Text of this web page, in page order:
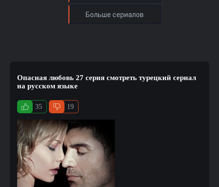
Опасная любовь 27 серия смотреть турецкий сериал
на русском языке
35 19